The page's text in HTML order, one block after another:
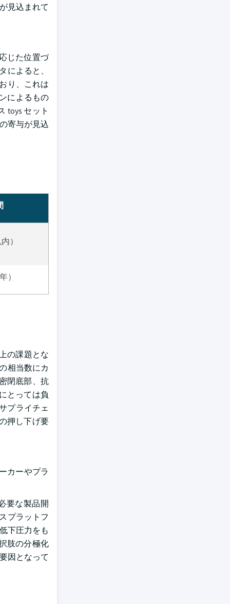
見込まれて
じた位置づ
によると、
り、これは
によるもの
toys セット
寄与が見込
）
）
の課題とな
相当数にカ
閉底部、抗
とっては負
プライチェ
押し下げ要
カーやプラ
要な製品開
プラットフ
下圧力をも
肢の分極化
因となって